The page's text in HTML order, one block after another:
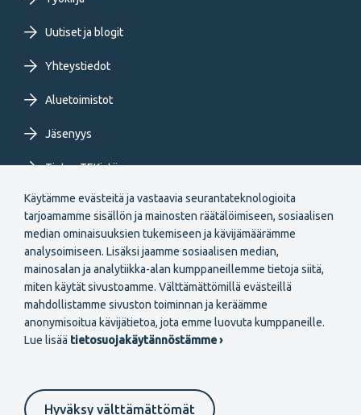
Käytämme evästeitä ja vastaavia seurantateknologioita
tarjoamamme sisällön ja mainosten räätälöimiseen, sosiaalisen
median ominaisuuksien tukemiseen ja kävijämäärämme
analysoimiseen. Lisäksi jaamme sosiaalisen median,
mainosalan ja analytiikka-alan kumppaneillemme tietoja siitä,
miten käytät sivustoamme. Välttämättömillä evästeillä
mahdollistamme sivuston toiminnan ja keräämme
anonymisoitua kävijätietoa, jota emme luovuta kumppaneille.
Lue lisää tietosuojakäytännöstämme ›
Hyväksy välttämättömät
FIUutiset ja blogit
Yhteystiedot
Aluetoimistot
Jäsenyys
Tietoa TEKistä
Extranet
Secondary
FI
Liity jäseneksi
Suomeksi In English På svenska